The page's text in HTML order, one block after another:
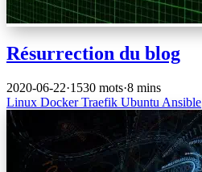
Résurrection du blog
2020-06-22·1530 mots·8 mins
Linux DockerTraefik Ubuntu Ansible